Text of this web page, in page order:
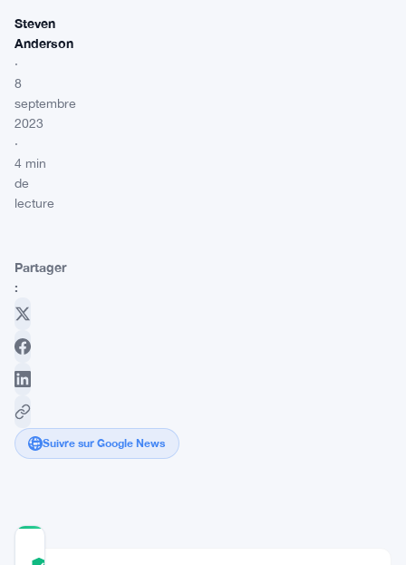
Steven
Anderson
·
8
septembre
2023
·
4 min
de
lecture
Partager
:
Suivre sur Google News